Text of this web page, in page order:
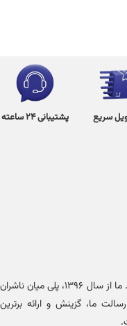
سریع پشتیبانی 24 ساعته
خانه کتاب طاها، مرجع تخصصی آثار علوم انسانی. ما از سال ۱۳۹۶، پلی میان ناشران
ما، گزینش و ارائه برترین